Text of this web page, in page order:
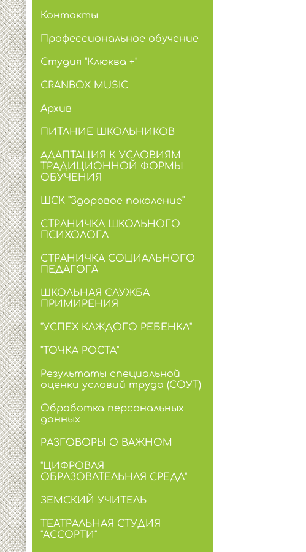
Контакты
Профессиональное обучение
Студия "Клюква +"
CRANBOX MUSIC
Архив
ПИТАНИЕ ШКОЛЬНИКОВ
АДАПТАЦИЯ К УСЛОВИЯМ
ТРАДИЦИОННОЙ ФОРМЫ
ОБУЧЕНИЯ
ШСК "Здоровое поколение"
СТРАНИЧКА ШКОЛЬНОГО
ПСИХОЛОГА
СТРАНИЧКА СОЦИАЛЬНОГО
ПЕДАГОГА
ШКОЛЬНАЯ СЛУЖБА
ПРИМИРЕНИЯ
"УСПЕХ КАЖДОГО РЕБЕНКА"
"ТОЧКА РОСТА"
Результаты специальной
оценки условий труда (СОУТ)
Обработка персональных
данных
РАЗГОВОРЫ О ВАЖНОМ
"ЦИФРОВАЯ
ОБРАЗОВАТЕЛЬНАЯ СРЕДА"
ЗЕМСКИЙ УЧИТЕЛЬ
ТЕАТРАЛЬНАЯ СТУДИЯ
"АССОРТИ"